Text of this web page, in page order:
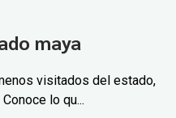
maya
visitados del estado,
lo qu...